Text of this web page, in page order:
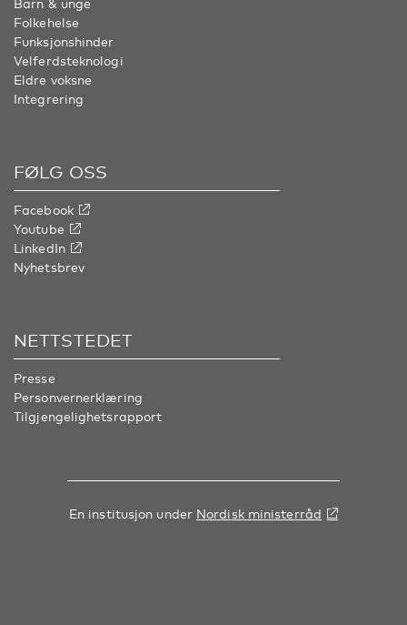
Folkehelse
Funksjonshinder
Velferdsteknologi
Eldre voksne
Integrering
FØLG OSS
Facebook
Youtube
LinkedIn
Nyhetsbrev
NETTSTEDET
Presse
Personvernerklæring
Tilgjengelighetsrapport
En institusjon under Nordisk ministerråd